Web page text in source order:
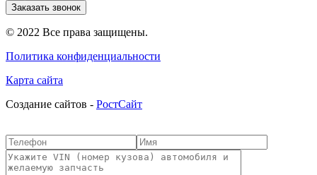
Заказать звонок
© 2022 Все права защищены.
Политика конфиденциальности
Карта сайта
Cоздание сайтов - РостСайт